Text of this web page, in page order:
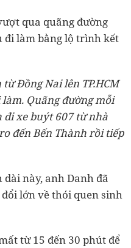
qua quãng đường
đi làm bằng lộ trình kết
Đồng Nai lên TP.HCM
Quãng đường mỗi
xe buýt 607 từ nhà
đến Bến Thành rồi tiếp
này, anh Danh đã
lớn về thói quen sinh
từ 15 đến 30 phút để